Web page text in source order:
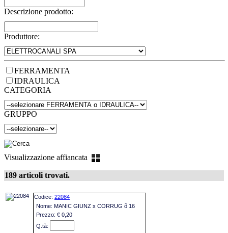
Descrizione prodotto:
Produttore:
FERRAMENTA
IDRAULICA
CATEGORIA
GRUPPO
Visualizzazione affiancata
189 articoli trovati.
22084
MANIC GIUNZ x CORRUG õ 16
€ 0,20